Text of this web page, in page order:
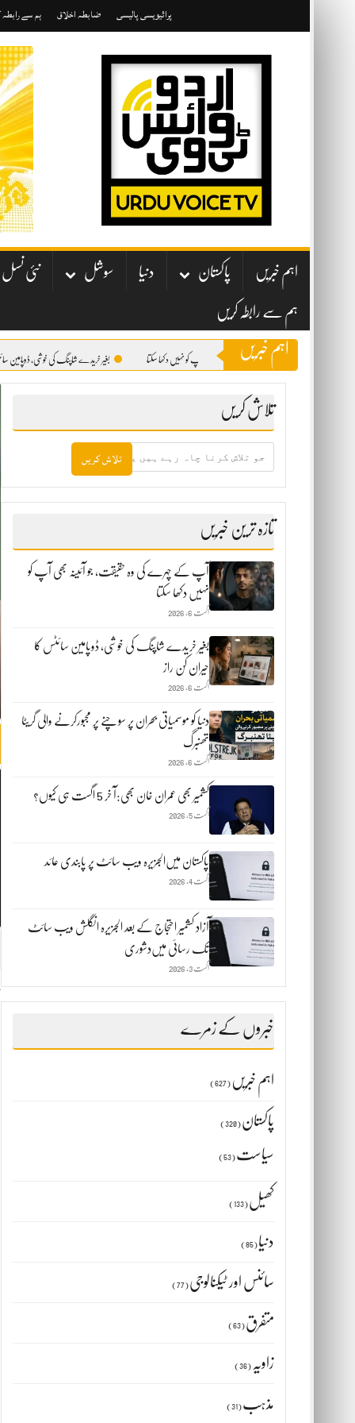
content
پرائیویسی پالیسی ضابطہ اخلاق ہم سے
اہم خبریں پاکستان دنیا سوشل نئی نسل
ہم سے رابطہ کریں
اہم خبریں
کے چہرے کی وہ حقیقت، جو آئینہ بھی آپ کو نہیں دکھا سکتا بغیر خریدے شاپنگ کی خوشی، ڈوپامین سائٹس کا حیران
تلاش کریں
چاہ
رہے
تازہ ترین خبریں
آپ کے چہرے کی وہ حقیقت، جو آئینہ بھی آپ کو
نہیں دکھا سکتا
اگست 6, 2026
بغیر خریدے شاپنگ کی خوشی، ڈوپامین سائٹس کا
حیران کن راز
اگست 6, 2026
دنیا کو موسمیاتی بحران پر سوچنے پر مجبورکرنے والی گریٹا
تھنبرگ
اگست 6, 2026
کشمیر بھی عمران خان بھی:آ خر 5 اگست ہی کیوں؟
اگست 5, 2026
پاکستان میں‌الجزیرہ ویب سائٹ پر پابندی عائد
اگست 4, 2026
آزاد کشمیر احتجاج کے بعد الجزیرہ انگلش ویب سائٹ
تک رسائی میں‌دشوری
اگست 3, 2026
خبروں کے زمرے
اہم خبریں (627)
پاکستان (320)
سیاست (53)
کھیل (133)
دنیا (85)
سائنس اور ٹیکنالوجی (77)
متفرق (63)
زاویہ (36)
مذہب (31)